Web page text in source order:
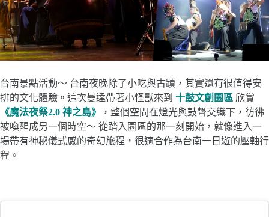
台南景點活動～ 台南夜晚除了小吃與古蹟，其實還有很值得安
排的文化體驗。這次曼達帶著小怪獸來到 十鼓文創園區 欣賞
《魔法夜祭2.0 神之島》
，整個空間在燈光與鼓聲交織下，彷彿
被喚醒成另一個時空～ 從踏入園區的那一刻開始，就像進入一
場帶有神秘儀式感的奇幻旅程，很適合作為台南一日遊的壓軸行
程。